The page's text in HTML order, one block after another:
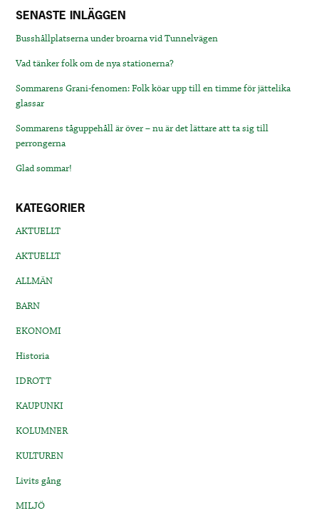
SENASTE INLÄGGEN
Busshållplatserna under broarna vid Tunnelvägen
Vad tänker folk om de nya stationerna?
Sommarens Grani-fenomen: Folk köar upp till en timme för jättelika
glassar
Sommarens tåguppehåll är över – nu är det lättare att ta sig till
perrongerna
Glad sommar!
KATEGORIER
AKTUELLT
AKTUELLT
ALLMÄN
BARN
EKONOMI
Historia
IDROTT
KAUPUNKI
KOLUMNER
KULTUREN
Livits gång
MILJÖ